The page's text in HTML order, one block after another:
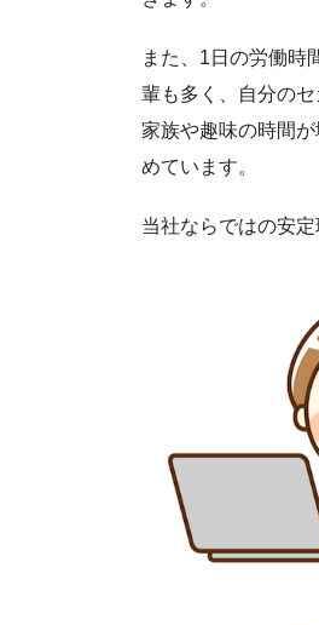
また、1日の労働時
輩も多く、自分のセ
家族や趣味の時間
めています。
当社ならではの安